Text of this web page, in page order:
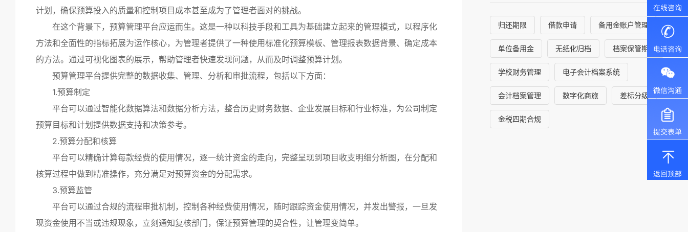
计划，确保预算投入的质量和控制项目成本甚至成为了管理者面对的挑战。
在这个背景下，预算管理平台应运而生。这是一种以科技手段和工具为基础建立起来的管理模式，以程序化
方法和全面性的指标拓展为运作核心，为管理者提供了一种使用标准化预算模板、管理报表数据背景、确定成本
的方法。通过可视化图表的展示，帮助管理者快速发现问题，从而及时调整预算计划。
预算管理平台提供完整的数据收集、管理、分析和审批流程，包括以下方面：
1.预算制定
平台可以通过智能化数据算法和数据分析方法，整合历史财务数据、企业发展目标和行业标准，为公司制定
预算目标和计划提供数据支持和决策参考。
2.预算分配和核算
平台可以精确计算每款经费的使用情况，逐一统计资金的走向，完整呈现到项目收支明细分析图，在分配和
核算过程中做到精准操作，充分满足对预算资金的分配需求。
3.预算监管
平台可以通过合规的流程审批机制，控制各种经费使用情况，随时跟踪资金使用情况，并发出警报，一旦发
现资金使用不当或违规现象，立刻通知复核部门，保证预算管理的契合性，让管理变简单。
归还期限 借款申请 备用金账户管理
单位备用金 无纸化归档 档案保管期限
学校财务管理 电子会计档案系统
会计档案管理 数字化商旅 差标分级
金税四期合规